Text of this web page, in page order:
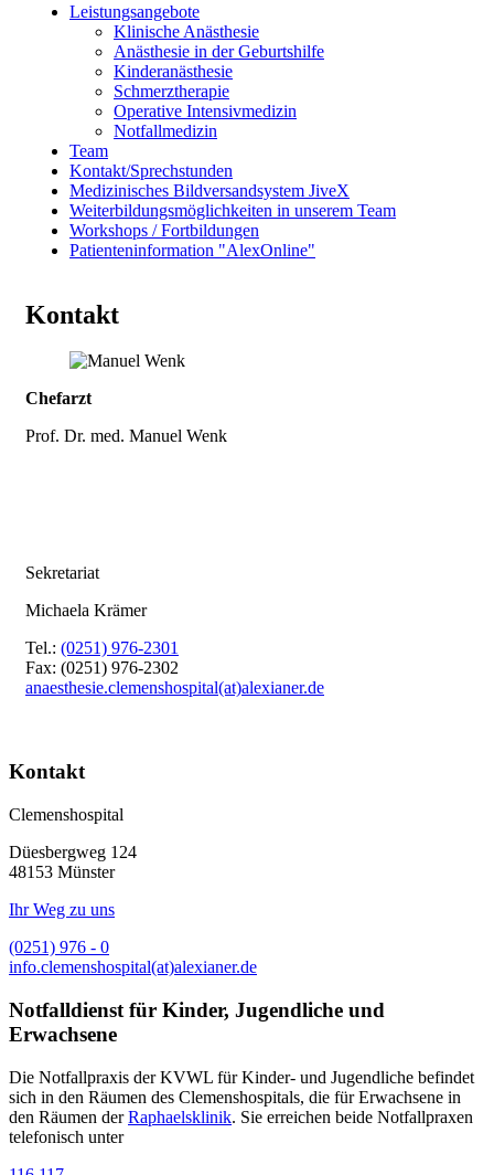
Leistungsangebote
Klinische Anästhesie
Anästhesie in der Geburtshilfe
Kinderanästhesie
Schmerztherapie
Operative Intensivmedizin
Notfallmedizin
Team
Kontakt/Sprechstunden
Medizinisches Bildversandsystem JiveX
Weiterbildungsmöglichkeiten in unserem Team
Workshops / Fortbildungen
Patienteninformation "AlexOnline"
Kontakt
Chefarzt
Prof. Dr. med. Manuel Wenk
Sekretariat
Michaela Krämer
Tel.: (0251) 976-2301
Fax: (0251) 976-2302
anaesthesie.clemenshospital(at)alexianer.de
Kontakt
Clemenshospital
Düesbergweg 124
48153 Münster
Ihr Weg zu uns
(0251) 976 - 0
info.clemenshospital(at)alexianer.de
Notfalldienst für Kinder, Jugendliche und
Erwachsene
Die Notfallpraxis der KVWL für Kinder- und Jugendliche befindet
sich in den Räumen des Clemenshospitals, die für Erwachsene in
den Räumen derRaphaelsklinik. Sie erreichen beide Notfallpraxen
telefonisch unter